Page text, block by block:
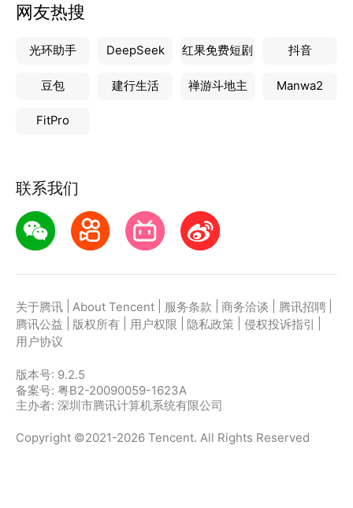
网友热搜
光环助手 DeepSeek 红果免费短剧 抖音
豆包 建行生活 禅游斗地主 Manwa2
FitPro
联系我们
关于腾讯 About Tencent 服务条款 商务洽谈 腾讯招聘
腾讯公益
版权所有 用户权限 隐私政策 侵权投诉指引
用户协议
版本号: 9.2.5
备案号: 粤B2-20090059-1623A
主办者: 深圳市腾讯计算机系统有限公司
Copyright ©2021-2026 Tencent. All Rights Reserved